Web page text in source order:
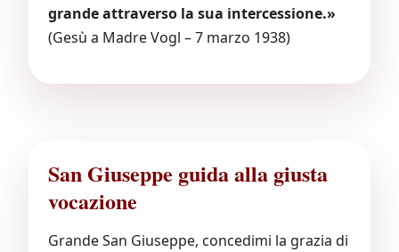
grande attraverso la sua intercessione.»
(Gesù a Madre Vogl – 7 marzo 1938)
San Giuseppe guida alla giusta
vocazione
Grande San Giuseppe, concedimi la grazia di